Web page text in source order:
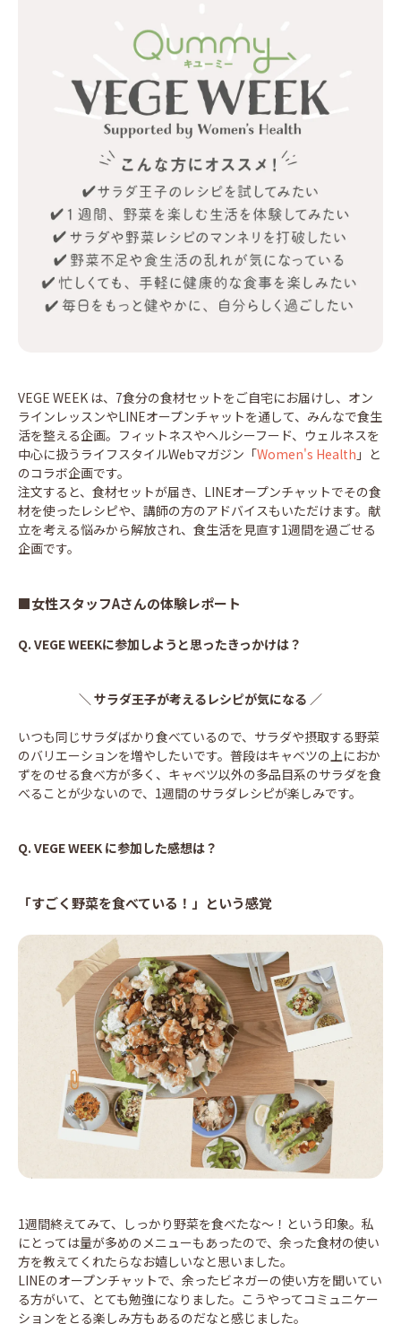
VEGE WEEK は、7食分の食材セットをご自宅にお届けし、オン
ラインレッスンやLINEオープンチャットを通して、みんなで食生
活を整える企画。フィットネスやヘルシーフード、ウェルネスを
中心に扱うライフスタイルWebマガジン「Women's Health 」と
のコラボ企画です。
注文すると、食材セットが届き、LINEオープンチャットでその食
材を使ったレシピや、講師の方のアドバイスもいただけます。献
立を考える悩みから解放され、食生活を見直す1週間を過ごせる
企画です。
■女性スタッフAさんの体験レポート
Q. VEGE WEEKに参加しようと思ったきっかけは？
＼ サラダ王子が考えるレシピが気になる ／
いつも同じサラダばかり食べているので、サラダや摂取する野菜
のバリエーションを増やしたいです。普段はキャベツの上におか
ずをのせる食べ方が多く、キャベツ以外の多品目系のサラダを食
べることが少ないので、1週間のサラダレシピが楽しみです。
Q. VEGE WEEK に参加した感想は？
「すごく野菜を食べている！」という感覚
1週間終えてみて、しっかり野菜を食べたな～！という印象。私
にとっては量が多めのメニューもあったので、余った食材の使い
方を教えてくれたらなお嬉しいなと思いました。
LINEのオープンチャットで、余ったビネガーの使い方を聞いてい
る方がいて、とても勉強になりました。こうやってコミュニケー
ションをとる楽しみ方もあるのだなと感じました。